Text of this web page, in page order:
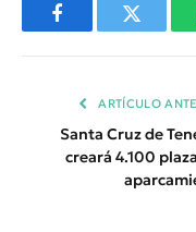
FacebookTwitter
ARTÍCULO
Santa Cruz de
creará 4.100